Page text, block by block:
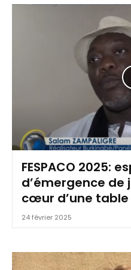
FESPACO 2025:
d’émergence de
cœur d’une
24 février 2025